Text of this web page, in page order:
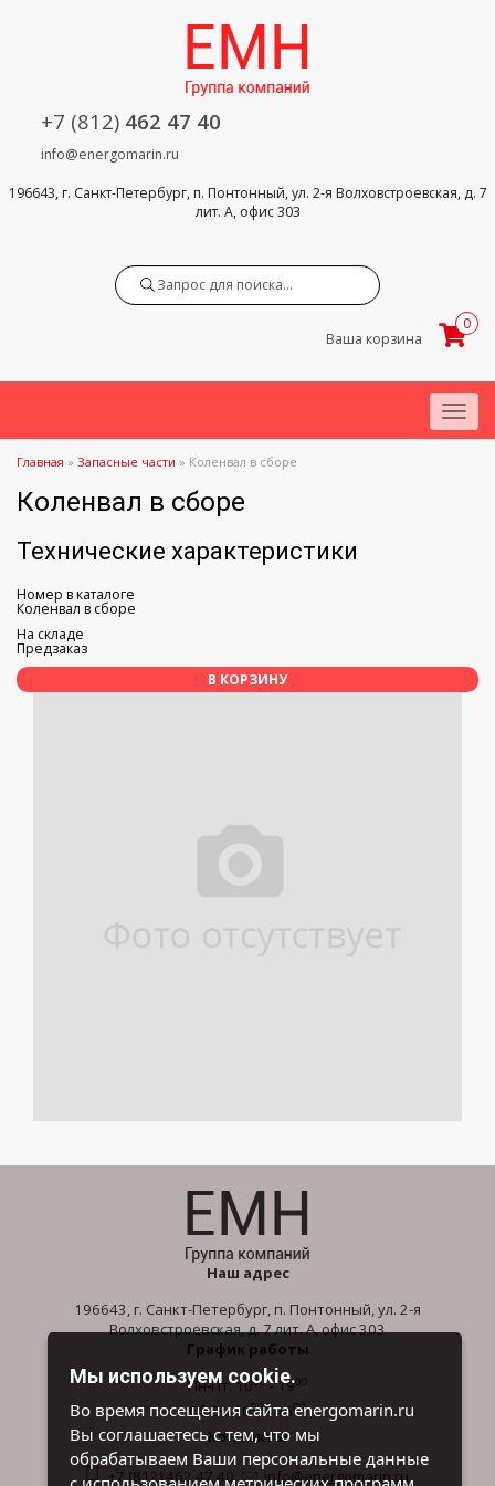
+7 (812) 462 47 40
info@energomarin.ru
196643, г. Санкт-Петербург, п. Понтонный, ул. 2-я Волховстроевская, д. 7
лит. А, офис 303
Ваша корзина
0
Menu
Главная » Запасные части » Коленвал в сборе
Коленвал в сборе
Технические характеристики
Номер в каталоге
Коленвал в сборе
На складе
Предзаказ
В КОРЗИНУ
Наш адрес
196643, г. Санкт-Петербург, п. Понтонный, ул. 2-я
Волховстроевская, д. 7 лит. А, офис 303
График работы
Пн-Пт: 1000- 1900
Сб-Вс: 1000- 1600
Контакты
+7 (812) 462 47 40 info@energomarin.ru
Мы используем cookie.
Во время посещения сайта energomarin.ru
Вы соглашаетесь с тем, что мы
обрабатываем Ваши персональные данные